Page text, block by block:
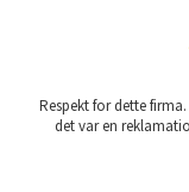
Respekt for dette
det var en